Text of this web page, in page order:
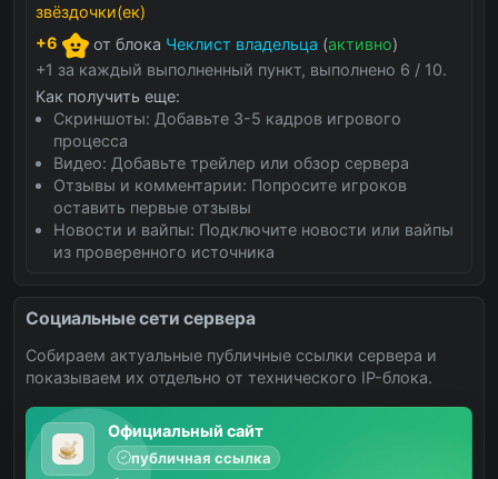
звёздочки(ек)
+6
от блока Чеклист владельца (активно)
+1 за каждый выполненный пункт, выполнено 6 / 10.
Как получить еще:
Скриншоты: Добавьте 3-5 кадров игрового
процесса
Видео: Добавьте трейлер или обзор сервера
Отзывы и комментарии: Попросите игроков
оставить первые отзывы
Новости и вайпы: Подключите новости или вайпы
из проверенного источника
Социальные сети сервера
Собираем актуальные публичные ссылки сервера и
показываем их отдельно от технического IP-блока.
Официальный сайт
публичная ссылка